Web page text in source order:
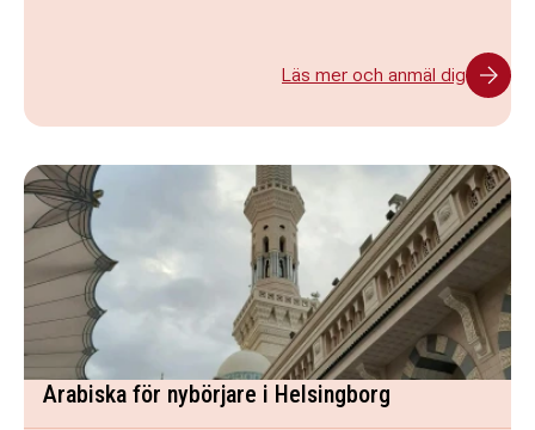
Läs mer och anmäl dig
Arabiska för nybörjare i Helsingborg